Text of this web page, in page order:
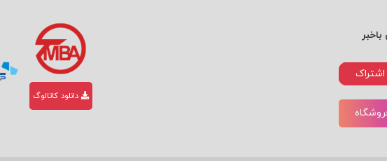
اشتراک
دانلود کاتالوگ